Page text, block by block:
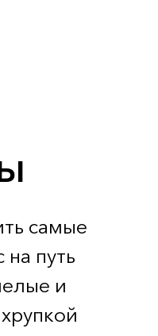
самые
на путь
и